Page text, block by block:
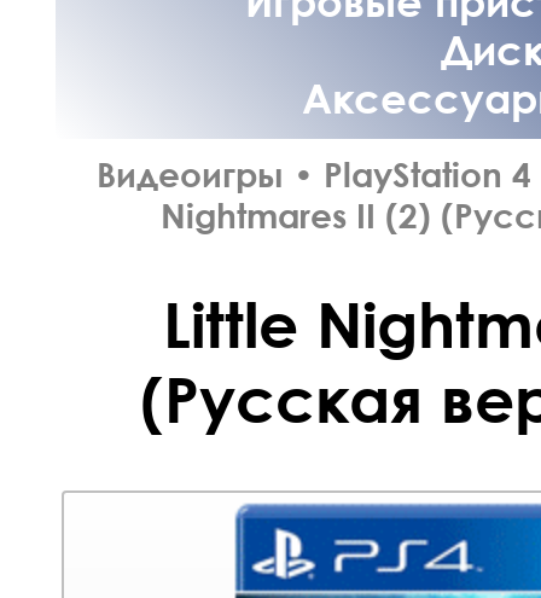
Видеоигры • PlayStation 4
Nightmares II (2)
Little
(Русская